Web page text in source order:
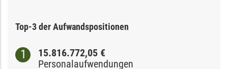
Top-3 der Aufwandspositionen
15.816.772,05 €
Personalaufwendungen